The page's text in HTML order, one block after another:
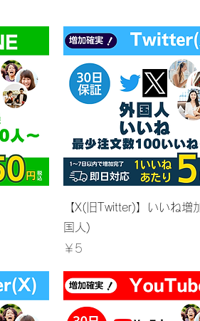
クイックビュー
【X(旧Twitter)】いいね増
国人)
価格
￥5